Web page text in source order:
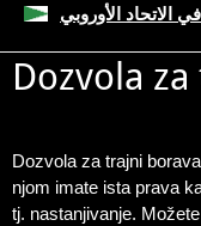
الاتحاد الأوروبي
Dozvola
Dozvola za trajni
njom imate ista prava
tj. nastanjivanje.